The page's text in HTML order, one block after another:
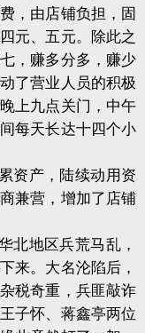
，由店铺负担，固
元、五元。除此之
，赚多分多，赚少
了营业人员的积极
上九点关门，中午
每天长达十四个小
资产，陆续动用资
兼营，增加了店铺
北地区兵荒马乱，
来。大名沦陷后，
税奇重，兵匪敲诈
子怀、蒋鑫亭两位